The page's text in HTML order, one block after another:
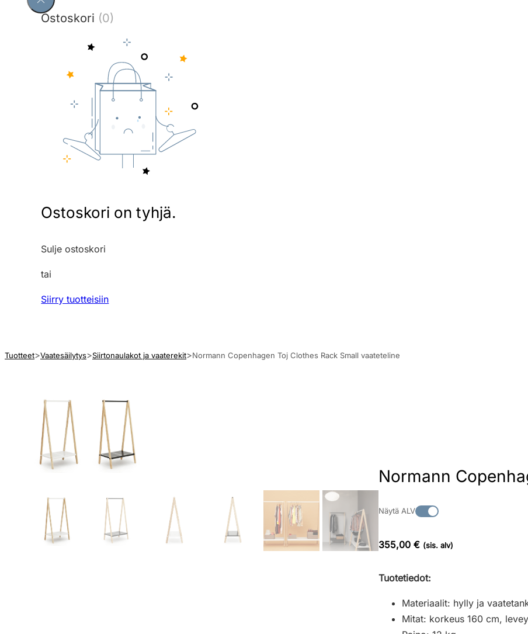
Ostoskori (0)
Ostoskori on tyhjä.
Sulje ostoskori
tai
Siirry tuotteisiin
Tuotteet Vaatesäilytys Siirtonaulakot ja vaaterekit Normann Copenhagen Toj Clothes Rack Small vaateteline
Normann
Näytä ALV
355,00 € (sis. alv)
Tuotetiedot:
Materiaalit: hylly ja
Mitat: korkeus 160 cm,